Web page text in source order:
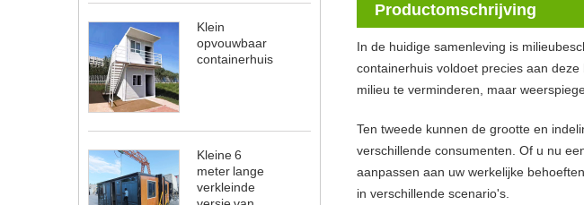
Klein
opvouwbaar
containerhuis
Kleine 6
meter lange
verkleinde
Productomschrijving
In de huidige samenleving is
containerhuis voldoet precies aan
milieu te verminderen, maar
Ten tweede kunnen de grootte en
verschillende consumenten. Of u nu
aanpassen aan uw werkelijke
in verschillende scenario's.